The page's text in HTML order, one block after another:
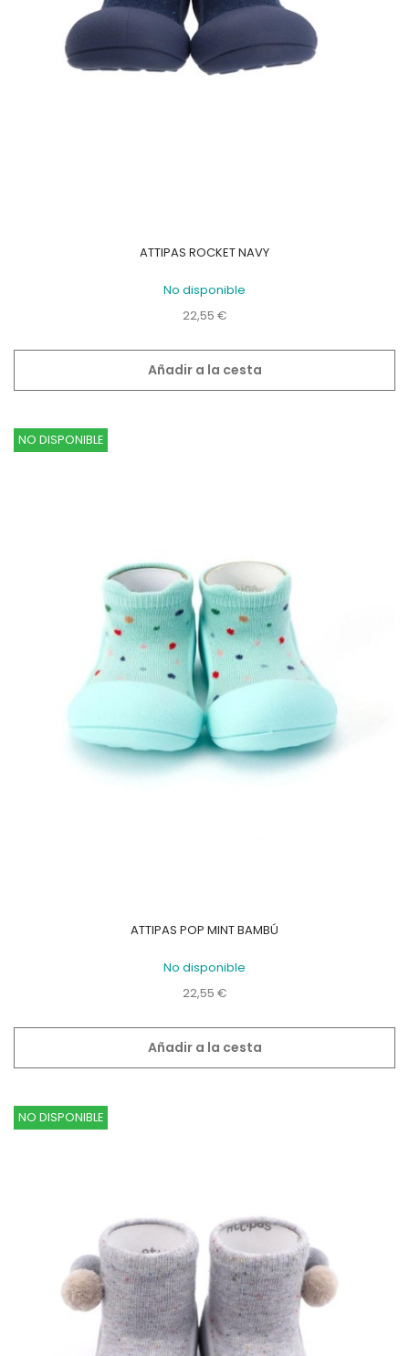
ATTIPAS ROCKET NAVY
No disponible
Precio
22,55 €
Añadir a la cesta
NO DISPONIBLE
ATTIPAS POP MINT BAMBÚ
No disponible
Precio
22,55 €
Añadir a la cesta
NO DISPONIBLE